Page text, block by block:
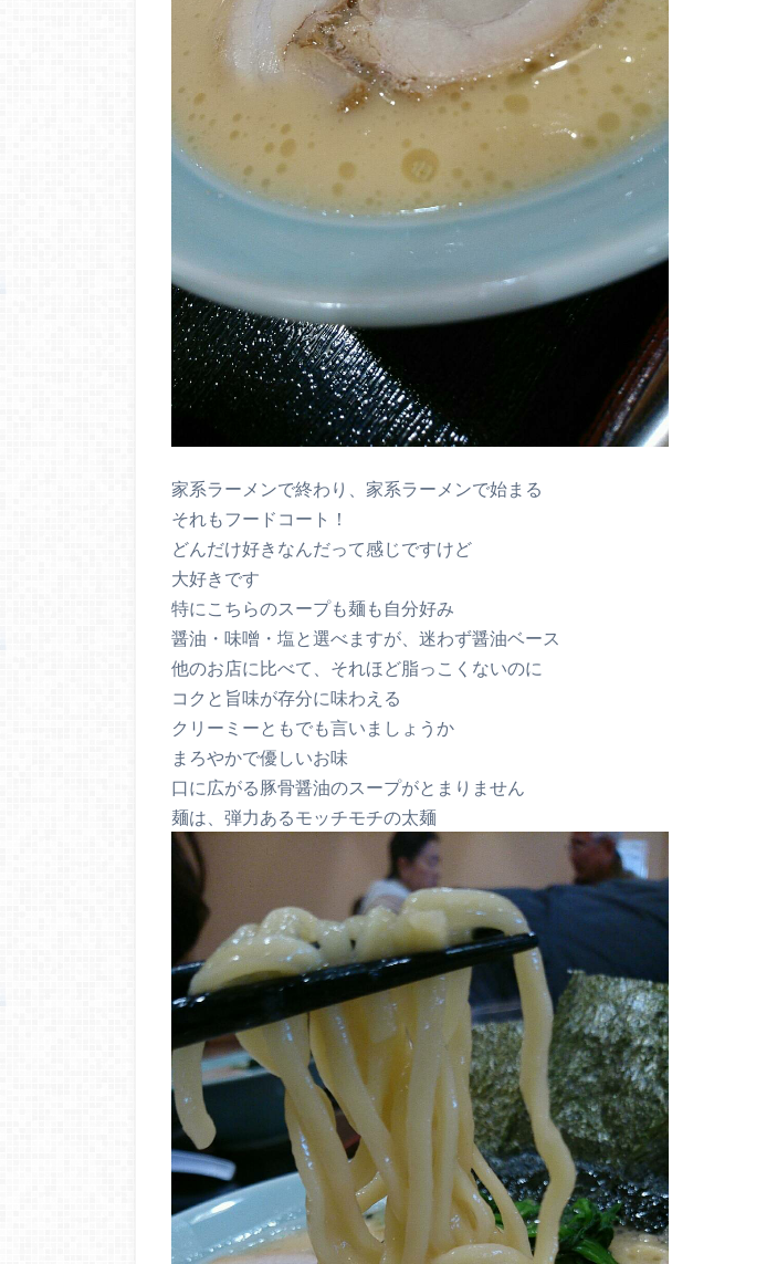
家系ラーメンで終わり、家系ラーメンで始まる
それもフードコート！
どんだけ好きなんだって感じですけど
大好きです
特にこちらのスープも麺も自分好み
醤油・味噌・塩と選べますが、迷わず醤油ベース
他のお店に比べて、それほど脂っこくないのに
コクと旨味が存分に味わえる
クリーミーともでも言いましょうか
まろやかで優しいお味
口に広がる豚骨醤油のスープがとまりません
麺は、弾力あるモッチモチの太麺